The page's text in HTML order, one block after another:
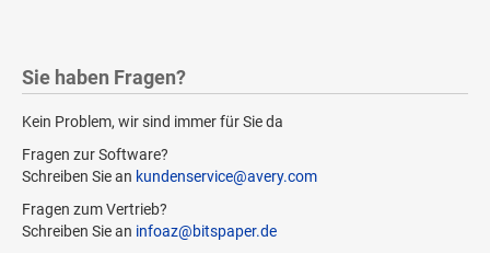
Sie haben Fragen?
Kein Problem, wir sind immer für Sie da
Fragen zur Software?
Schreiben Sie an kundenservice@avery.com
Fragen zum Vertrieb?
Schreiben Sie an infoaz@bitspaper.de